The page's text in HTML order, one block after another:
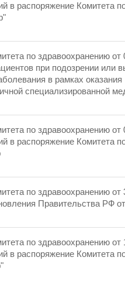
в распоряжение Комитета
по здравоохранению
при подозрении или
в рамках
специализированной
по здравоохранению
в распоряжение Комитета
по здравоохранению
Правительства РФ
по здравоохранению
в распоряжение Комитета